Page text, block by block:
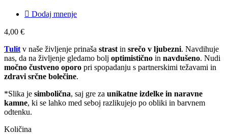
 Dodaj mnenje
4,00 €
Tulit v naše življenje prinaša strast in srečo v ljubezni. Navdihuje
nas, da na življenje gledamo bolj optimistično in navdušeno. Nudi
močno čustveno oporo pri spopadanju s partnerskimi težavami in
zdravi srčne bolečine.
*Slika je simbolična, saj gre za unikatne izdelke in naravne
kamne, ki se lahko med seboj razlikujejo po obliki in barvnem
odtenku.
Količina